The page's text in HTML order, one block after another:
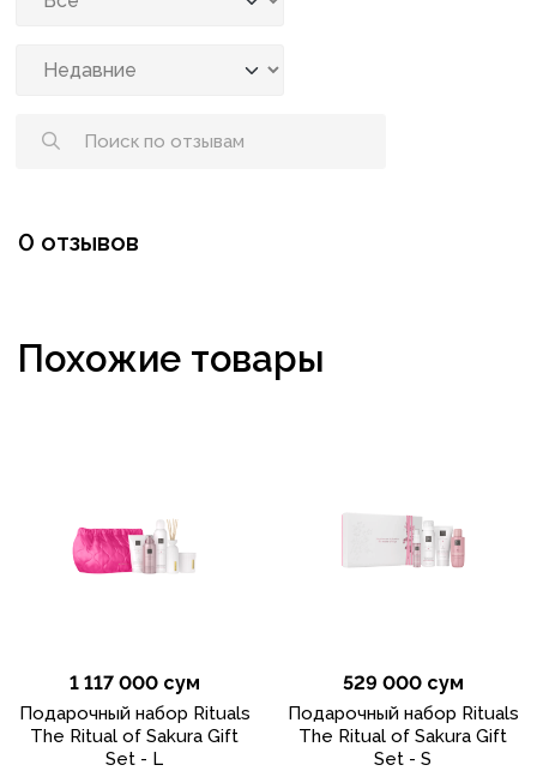
0 отзывов
Похожие товары
1 117 000 сум
Подарочный набор Rituals
The Ritual of Sakura Gift
Set - L
529 000 сум
Подарочный набор Rituals
The Ritual of Sakura Gift
Set - S